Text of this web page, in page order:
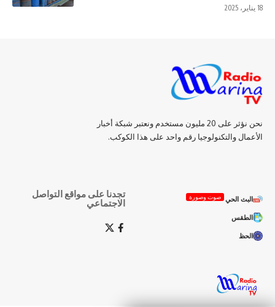
18 يناير، 2025
نحن نؤثر على 20 مليون مستخدم ونعتبر شبكة أخبار
الأعمال والتكنولوجيا رقم واحد على هذا الكوكب.
البث الحي صوت وصورة
الطقس
الحظ
تجدنا على مواقع التواصل
الاجتماعي